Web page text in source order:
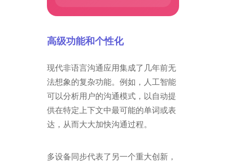
高级功能和个性化
现代非语言沟通应用集成了几年前无
法想象的复杂功能。例如，人工智能
可以分析用户的沟通模式，以自动提
供在特定上下文中最可能的单词或表
达，从而大大加快沟通过程。
多设备同步代表了另一个重大创新，